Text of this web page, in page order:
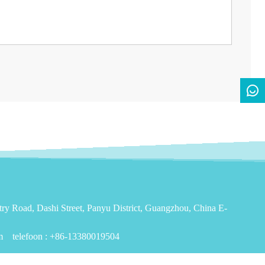
Road, Dashi Street, Panyu District, Guangzhou, China E-
telefoon : +86-13380019504